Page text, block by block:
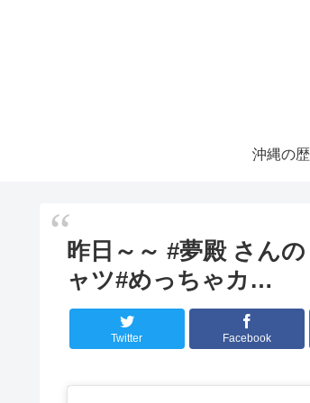
沖縄の
昨日～～ #夢殿 さん
ャツ#めっちゃカ…
Twitter Facebook